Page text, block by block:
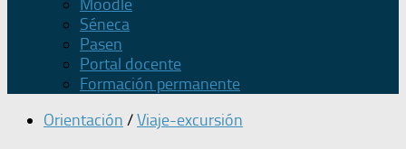
Moodle
Séneca
Pasen
Portal docente
Formación permanente
Orientación /Viaje-excursión